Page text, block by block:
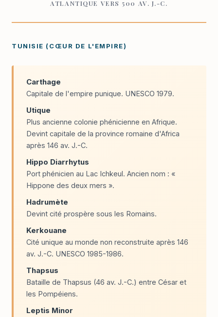
ATLANTIQUE VERS 500 AV. J.-C.
TUNISIE (CŒUR DE L'EMPIRE)
Carthage
Capitale de l'empire punique. UNESCO 1979.
Utique
Plus ancienne colonie phénicienne en Afrique.
Devint capitale de la province romaine d'Africa
après 146 av. J.-C.
Hippo Diarrhytus
Port phénicien au Lac Ichkeul. Ancien nom : «
Hippone des deux mers ».
Hadrumète
Devint cité prospère sous les Romains.
Kerkouane
Cité unique au monde non reconstruite après 146
av. J.-C. UNESCO 1985-1986.
Thapsus
Bataille de Thapsus (46 av. J.-C.) entre César et
les Pompéiens.
Leptis Minor